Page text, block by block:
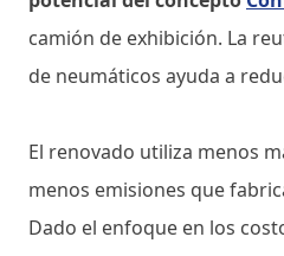
camión de exhibición. La
de neumáticos ayuda a
El renovado utiliza menos
menos emisiones que
Dado el enfoque en los